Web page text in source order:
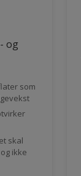
og
som
skal
ikke